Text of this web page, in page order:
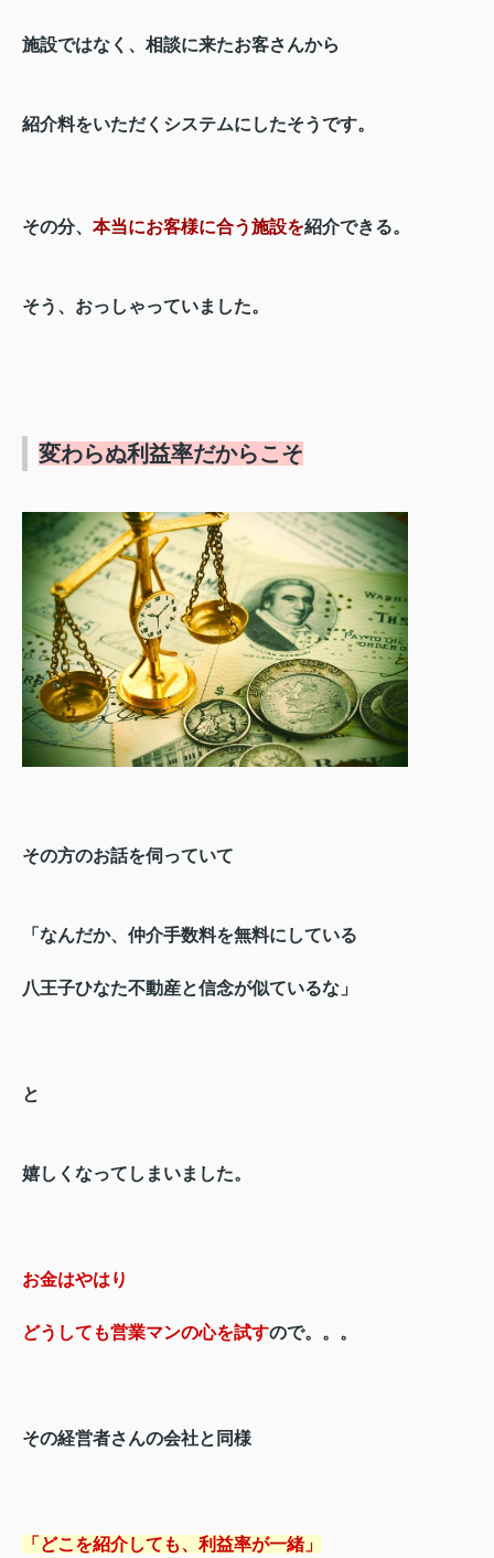
施設ではなく、相談に来たお客さんから
紹介料をいただくシステムにしたそうです。
その分、 本当にお客様に合う施設を紹介できる。
そう、おっしゃっていました。
変わらぬ利益率だからこそ
その方のお話を伺っていて
「なんだか、仲介手数料を無料にしている
八王子ひなた不動産と信念が似ているな」
と
嬉しくなってしまいました。
お金はやはり
どうしても営業マンの心を試すので。。。
その経営者さんの会社と同様
「どこを紹介しても、利益率が一緒」